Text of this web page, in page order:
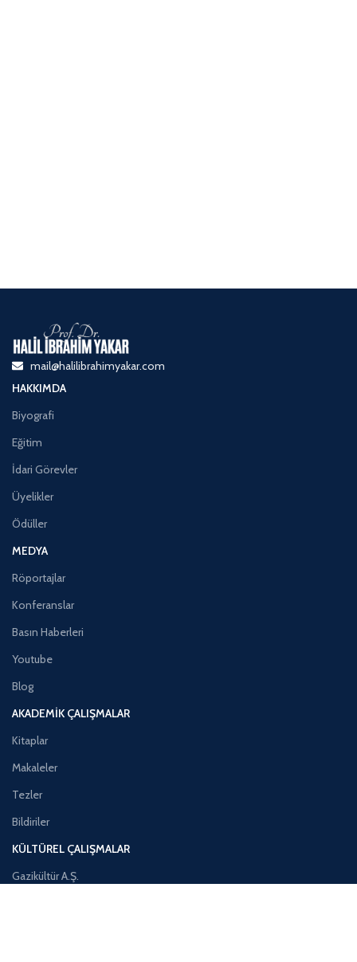
mail@halilibrahimyakar.com
HAKKIMDA
Biyografi
Eğitim
İdari Görevler
Üyelikler
Ödüller
MEDYA
Röportajlar
Konferanslar
Basın Haberleri
Youtube
Blog
AKADEMIK ÇALIŞMALAR
Kitaplar
Makaleler
Tezler
Bildiriler
KÜLTÜREL ÇALIŞMALAR
Gazikültür A.Ş.